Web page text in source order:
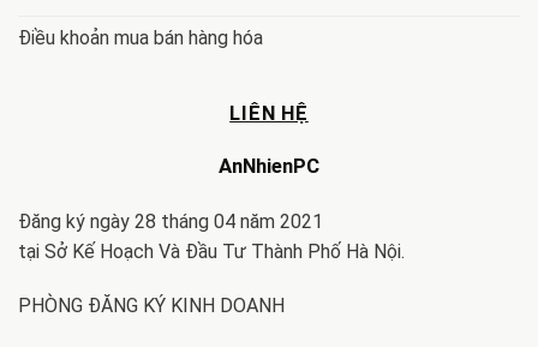
Điều khoản mua bán hàng hóa
LIÊN HỆ
AnNhienPC
Đăng ký ngày 28 tháng 04 năm 2021
tại Sở Kế Hoạch Và Đầu Tư Thành Phố Hà Nội.
PHÒNG ĐĂNG KÝ KINH DOANH